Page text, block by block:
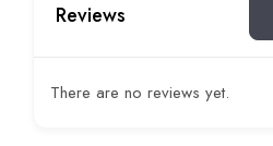
Reviews
There are no reviews yet.